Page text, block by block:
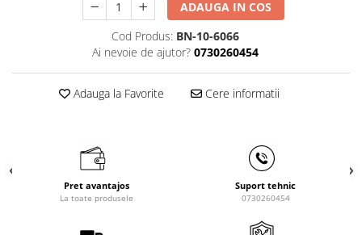
Masini de gaurit radiale
Masini de gaurit si frezat
Masini de gaurit cu freza
Centre de prelucrare verticale CNC
Masini de frezat multifunctionale
Masini de frezat universale SERVO
Masini de frezat verticale
Masini de slefuit metal
ADAUGA IN COS
Cod Produs: BN-10-6066
Ai nevoie de ajutor? 0730260454
Adauga la Favorite Cere informatii
Pret avantajos
La toate produsele
Suport tehnic
0730260454